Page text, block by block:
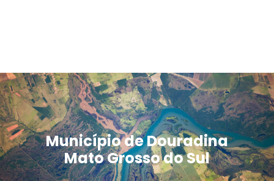
Município de Douradina
Mato Grosso do Sul